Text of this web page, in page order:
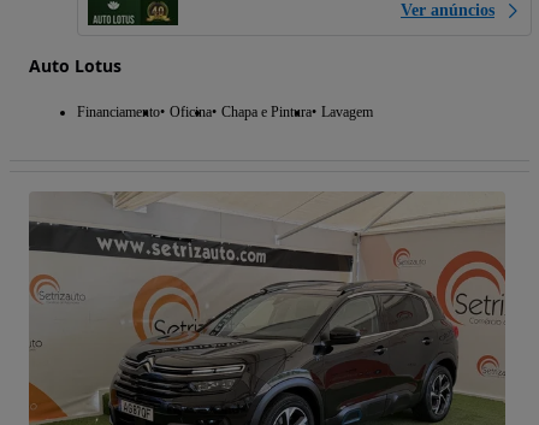
Ver anúncios
Auto Lotus
Financiamento Oficina Chapa e Pintura Lavagem